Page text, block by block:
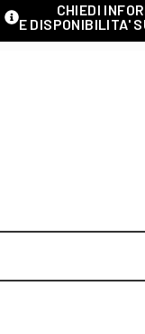
CHIEDI
E DISPONIBILITA'